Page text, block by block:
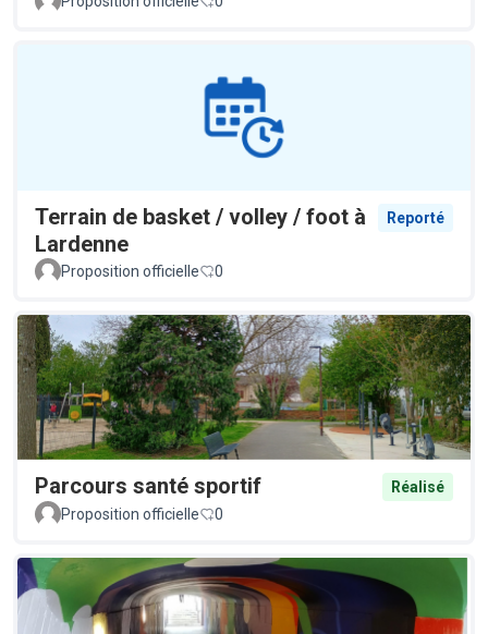
Terrain de basket / volley / foot à
Lardenne
Reporté
Proposition officielle 0
Parcours santé sportif
Réalisé
Proposition officielle
0